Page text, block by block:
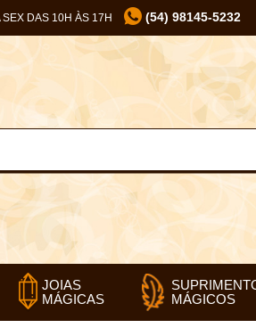
DAS 10H ÀS 17H (54) 98145-5232
JOIAS
MÁGICAS
MÁGICOS